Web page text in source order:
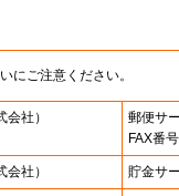
にご注意ください。
会社） 郵便サ
FAX番号
会社） 貯金サ